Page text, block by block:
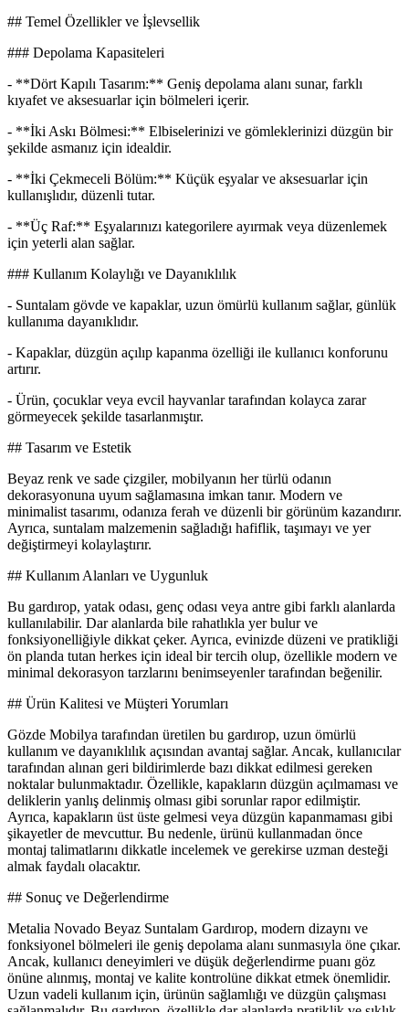
## Temel Özellikler ve İşlevsellik
### Depolama Kapasiteleri
- **Dört Kapılı Tasarım:** Geniş depolama alanı sunar, farklı
kıyafet ve aksesuarlar için bölmeleri içerir.
- **İki Askı Bölmesi:** Elbiselerinizi ve gömleklerinizi düzgün bir
şekilde asmanız için idealdir.
- **İki Çekmeceli Bölüm:** Küçük eşyalar ve aksesuarlar için
kullanışlıdır, düzenli tutar.
- **Üç Raf:** Eşyalarınızı kategorilere ayırmak veya düzenlemek
için yeterli alan sağlar.
### Kullanım Kolaylığı ve Dayanıklılık
- Suntalam gövde ve kapaklar, uzun ömürlü kullanım sağlar, günlük
kullanıma dayanıklıdır.
- Kapaklar, düzgün açılıp kapanma özelliği ile kullanıcı konforunu
artırır.
- Ürün, çocuklar veya evcil hayvanlar tarafından kolayca zarar
görmeyecek şekilde tasarlanmıştır.
## Tasarım ve Estetik
Beyaz renk ve sade çizgiler, mobilyanın her türlü odanın
dekorasyonuna uyum sağlamasına imkan tanır. Modern ve
minimalist tasarımı, odanıza ferah ve düzenli bir görünüm kazandırır.
Ayrıca, suntalam malzemenin sağladığı hafiflik, taşımayı ve yer
değiştirmeyi kolaylaştırır.
## Kullanım Alanları ve Uygunluk
Bu gardırop, yatak odası, genç odası veya antre gibi farklı alanlarda
kullanılabilir. Dar alanlarda bile rahatlıkla yer bulur ve
fonksiyonelliğiyle dikkat çeker. Ayrıca, evinizde düzeni ve pratikliği
ön planda tutan herkes için ideal bir tercih olup, özellikle modern ve
minimal dekorasyon tarzlarını benimseyenler tarafından beğenilir.
## Ürün Kalitesi ve Müşteri Yorumları
Gözde Mobilya tarafından üretilen bu gardırop, uzun ömürlü
kullanım ve dayanıklılık açısından avantaj sağlar. Ancak, kullanıcılar
tarafından alınan geri bildirimlerde bazı dikkat edilmesi gereken
noktalar bulunmaktadır. Özellikle, kapakların düzgün açılmaması ve
deliklerin yanlış delinmiş olması gibi sorunlar rapor edilmiştir.
Ayrıca, kapakların üst üste gelmesi veya düzgün kapanmaması gibi
şikayetler de mevcuttur. Bu nedenle, ürünü kullanmadan önce
montaj talimatlarını dikkatle incelemek ve gerekirse uzman desteği
almak faydalı olacaktır.
## Sonuç ve Değerlendirme
Metalia Novado Beyaz Suntalam Gardırop, modern dizaynı ve
fonksiyonel bölmeleri ile geniş depolama alanı sunmasıyla öne çıkar.
Ancak, kullanıcı deneyimleri ve düşük değerlendirme puanı göz
önüne alınmış, montaj ve kalite kontrolüne dikkat etmek önemlidir.
Uzun vadeli kullanım için, ürünün sağlamlığı ve düzgün çalışması